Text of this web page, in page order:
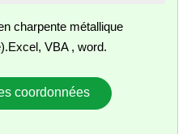
charpente métallique
VBA , word.
coordonnées